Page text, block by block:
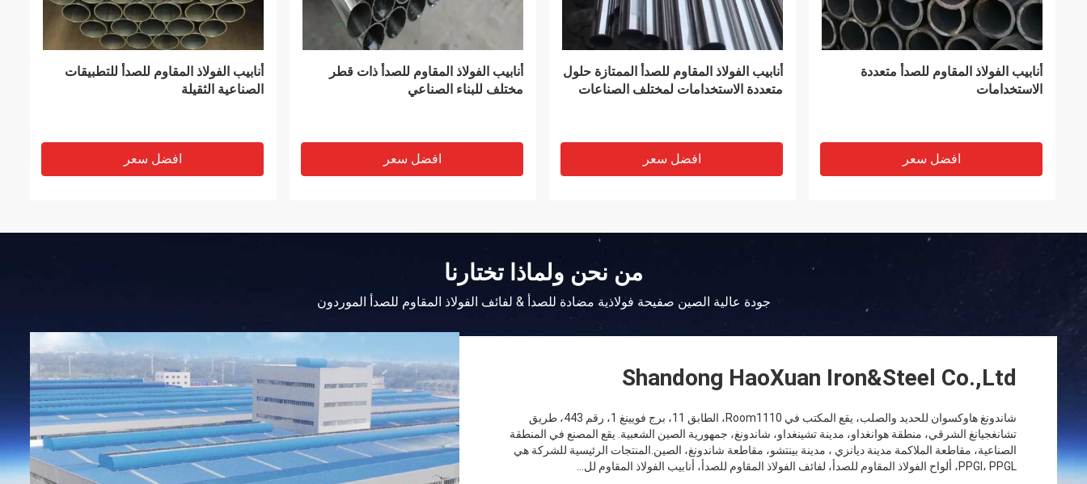
مرآة مصقولة من الفولاذ المقاوم للصدأ
افضل سعر
VIDEO
DX51D Z PPGI PPGL ملف فولاذي
جالفالومي مطلي مسبقًا بعرض 1500 مم
افضل سعر
VIDEO
DX51D Z لفائف الصلب المدرفلة على
الساخن ورقة لفائف PPGI المضادة
افضل سعر
VIDEO
600 مم من صفائح الفولاذ الكربوني
افضل سعر
من نحن ولماذا تختارنا
جودة عالية الصين صفيحة فولاذية مضادة للصدأ & لفائف الفولاذ المقاوم للصدأ الموردون
Shandong HaoXuan Iron&Steel Co.,Ltd
شاندونغ هاوكسوان للحديد والصلب، يقع المكتب في Room1110، الطابق 11، برج فويينغ 1، رقم 443، طريق
تشانغجيانغ الشرقي، منطقة هوانغداو، مدينة تشينغداو، شاندونغ، جمهورية الصين الشعبية. يقع المصنع في المنطقة
الصناعية، مقاطعة الملاكمة مدينة ديانزي ، مدينة بينتشو، مقاطعة شاندونغ، الصين.المنتجات الرئيسية للشركة هي
PPGI، PPGL، ألواح الفولاذ المقاوم للصدأ، لفائف الفولاذ المقاوم للصدأ، أنابيب الفولاذ المقاوم لل...